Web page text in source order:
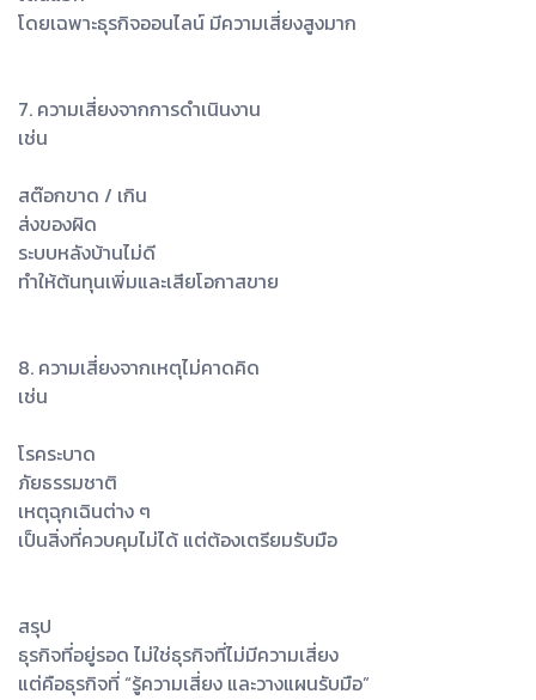
โดยเฉพาะธุรกิจออนไลน์ มีความเสี่ยงสูงมาก
7. ความเสี่ยงจากการดำเนินงาน
เช่น
สต๊อกขาด / เกิน
ส่งของผิด
ระบบหลังบ้านไม่ดี
ทำให้ต้นทุนเพิ่มและเสียโอกาสขาย
8. ความเสี่ยงจากเหตุไม่คาดคิด
เช่น
โรคระบาด
ภัยธรรมชาติ
เหตุฉุกเฉินต่าง ๆ
เป็นสิ่งที่ควบคุมไม่ได้ แต่ต้องเตรียมรับมือ
สรุป
ธุรกิจที่อยู่รอด ไม่ใช่ธุรกิจที่ไม่มีความเสี่ยง
แต่คือธุรกิจที่ “รู้ความเสี่ยง และวางแผนรับมือ”